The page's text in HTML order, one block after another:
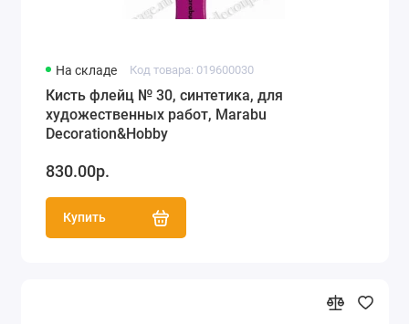
На складе Код товара: 019600030
Кисть флейц № 30, синтетика, для
художественных работ, Marabu
Decoration&Hobby
830.00р.
Купить